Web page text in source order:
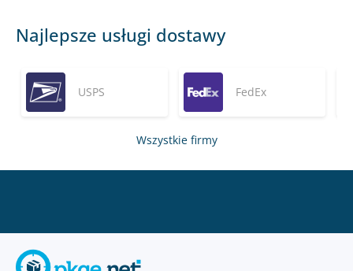
Najlepsze usługi dostawy
USPS FedEx
Wszystkie firmy